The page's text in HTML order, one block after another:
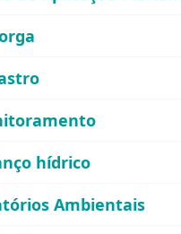
hídrico
Ambientais
FAQ